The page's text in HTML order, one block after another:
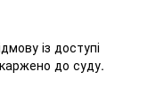
із доступі
до суду.